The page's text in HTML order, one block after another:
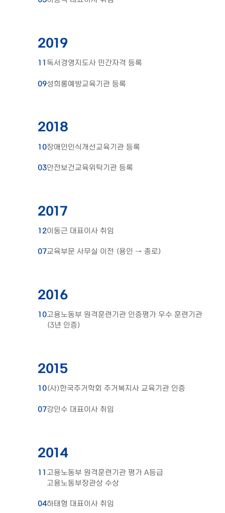
2019
11독서경영지도사 민간자격 등록
09성희롱예방교육기관 등록
2018
10장애인인식개선교육기관 등록
03안전보건교육위탁기관 등록
2017
12이동근 대표이사 취임
07교육부문 사무실 이전 (용인 → 종로)
2016
10고용노동부 원격훈련기관 인증평가 우수 훈련기관
(3년 인증)
2015
10(사)한국주거학회 주거복지사 교육기관 인증
07강인수 대표이사 취임
2014
11 고용노동부 원격훈련기관 평가 A등급
고용노동부장관상 수상
04하태형 대표이사 취임